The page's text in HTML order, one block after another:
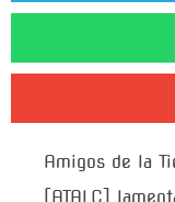
Amigos de la
[ATALC]